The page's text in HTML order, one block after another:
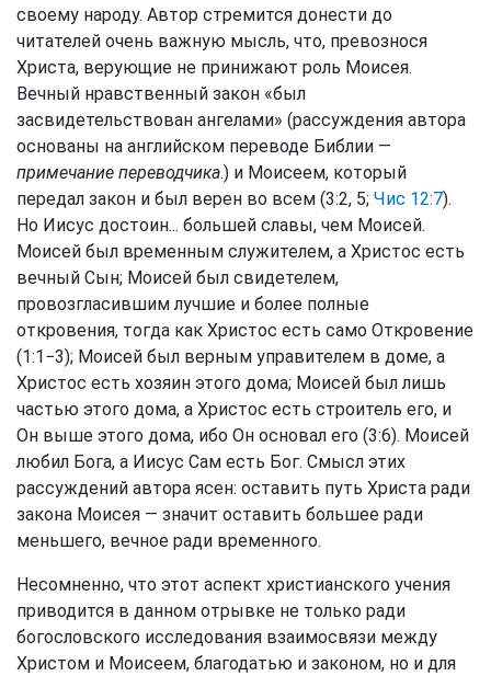
своему народу. Автор стремится донести до
читателей очень важную мысль, что, превознося
Христа, верующие не принижают роль Моисея.
Вечный нравственный закон «был
засвидетельствован ангелами» (рассуждения автора
основаны на английском переводе Библии —
примечание переводчика.) и Моисеем, который
передал закон и был верен во всем (3:2, 5; Чис 12:7).
Но Иисус достоин... большей славы, чем Моисей.
Моисей был временным служителем, а Христос есть
вечный Сын; Моисей был свидетелем,
провозгласившим лучшие и более полные
откровения, тогда как Христос есть само Откровение
(1:1−3); Моисей был верным управителем в доме, а
Христос есть хозяин этого дома; Моисей был лишь
частью этого дома, а Христос есть строитель его, и
Он выше этого дома, ибо Он основал его (3:6). Моисей
любил Бога, а Иисус Сам есть Бог. Смысл этих
рассуждений автора ясен: оставить путь Христа ради
закона Моисея — значит оставить большее ради
меньшего, вечное ради временного.
Несомненно, что этот аспект христианского учения
приводится в данном отрывке не только ради
богословского исследования взаимосвязи между
Христом и Моисеем, благодатью и законом, но и для